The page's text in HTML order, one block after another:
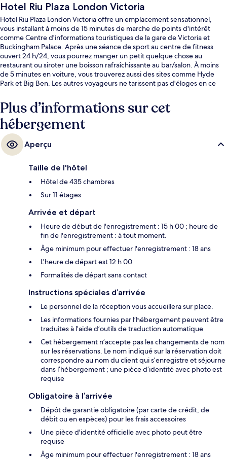
Hotel Riu Plaza London Victoria
Hotel Riu Plaza London Victoria offre un emplacement sensationnel,
vous installant à moins de 15 minutes de marche de points d'intérêt
comme Centre d'informations touristiques de la gare de Victoria et
Buckingham Palace. Après une séance de sport au centre de fitness
ouvert 24 h/24, vous pourrez manger un petit quelque chose au
restaurant ou siroter une boisson rafraîchissante au bar/salon. À moins
de 5 minutes en voiture, vous trouverez aussi des sites comme Hyde
Park et Big Ben. Les autres voyageurs ne tarissent pas d'éloges en ce
L'hébergement se situe à une très courte distance à pied des transports
publics : Station de métro Victoria se trouve à 2 min et Station de métro
St. James's Park, à 12 min.
Plus d’informations sur cet
hébergement
Aperçu
Taille de l'hôtel
Hôtel de 435 chambres
Sur 11 étages
Arrivée et départ
Heure de début de l'enregistrement : 15 h 00 ; heure de
fin de l'enregistrement : à tout moment.
Âge minimum pour effectuer l'enregistrement : 18 ans
L'heure de départ est 12 h 00
Formalités de départ sans contact
Instructions spéciales d’arrivée
Le personnel de la réception vous accueillera sur place.
Les informations fournies par l’hébergement peuvent être
traduites à l’aide d’outils de traduction automatique
Cet hébergement n’accepte pas les changements de nom
sur les réservations. Le nom indiqué sur la réservation doit
correspondre au nom du client qui s’enregistre et séjourne
dans l’hébergement ; une pièce d’identité avec photo est
requise
Obligatoire à l’arrivée
Dépôt de garantie obligatoire (par carte de crédit, de
débit ou en espèces) pour les frais accessoires
Une pièce d'identité officielle avec photo peut être
requise
Âge minimum pour effectuer l'enregistrement : 18 ans